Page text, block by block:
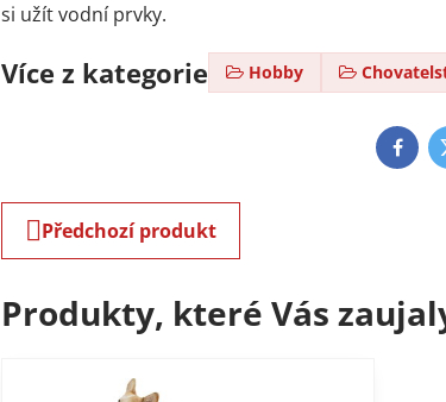
si užít vodní prvky.
Více z kategorie Hobby
Předchozí produkt
Produkty, které Vás